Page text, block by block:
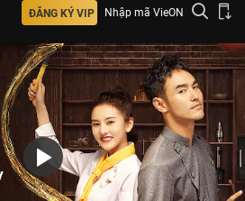
ĐĂNG KÝ VIP Nhập mã VieON